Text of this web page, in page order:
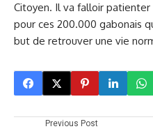
Citoyen. Il va falloir
pour ces 200.000 gabonais
but de retrouver une vie
Previous Post